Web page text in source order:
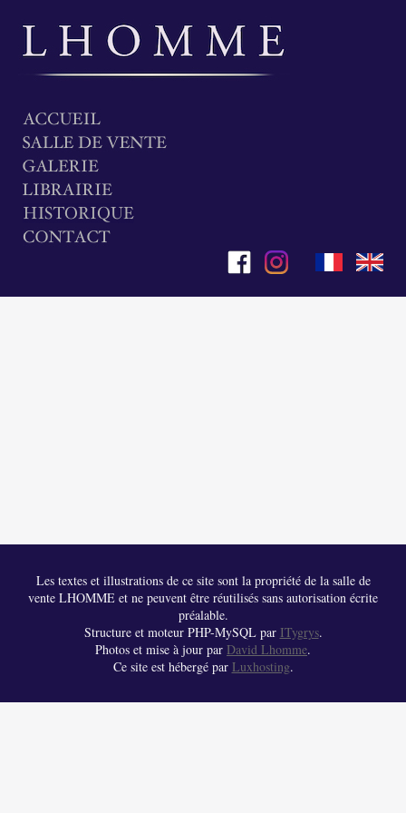
Les textes et illustrations de ce site sont la propriété de la salle de
vente LHOMME et ne peuvent être réutilisés sans autorisation écrite
préalable.
Structure et moteur PHP-MySQL par ITygrys.
Photos et mise à jour par David Lhomme.
Ce site est hébergé par Luxhosting.